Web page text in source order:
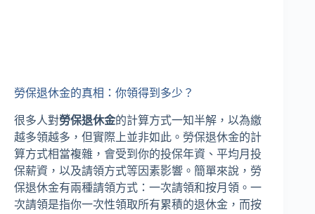
勞保退休金的真相：你領得到多少？
很多人對勞保退休金的計算方式一知半解，以為繳
越多領越多，但實際上並非如此。勞保退休金的計
算方式相當複雜，會受到你的投保年資、平均月投
保薪資，以及請領方式等因素影響。簡單來說，勞
保退休金有兩種請領方式：一次請領和按月領。一
次請領是指你一次性領取所有累積的退休金，而按